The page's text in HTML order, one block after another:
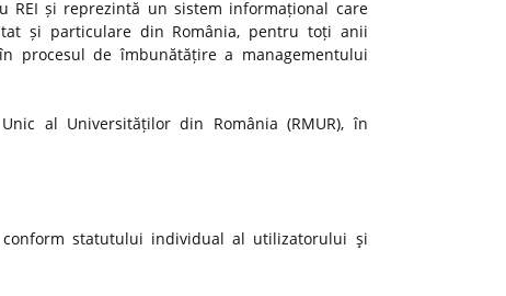
REI și reprezintă un sistem informațional care
și particulare din România, pentru toți anii
procesul de îmbunătățire a managementului
al Universităților din România (RMUR), în
statutului individual al utilizatorului şi